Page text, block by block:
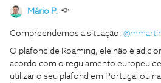
Mário P.
Compreendemos a situação, ​
O plafond de Roaming, ele não é
acordo com o regulamento europeu
utilizar o seu plafond em Portugal ou